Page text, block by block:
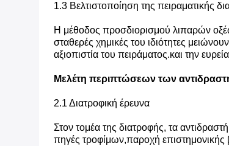
1.3 Βελτιστοποίηση της πειραματικής
Η μέθοδος προσδιορισμού λιπαρών
σταθερές χημικές του ιδιότητες
αξιοπιστία του πειράματος.και την
Μελέτη περιπτώσεων των
2.1 Διατροφική έρευνα
Στον τομέα της διατροφής, τα
πηγές τροφίμων,παροχή επιστημονικής